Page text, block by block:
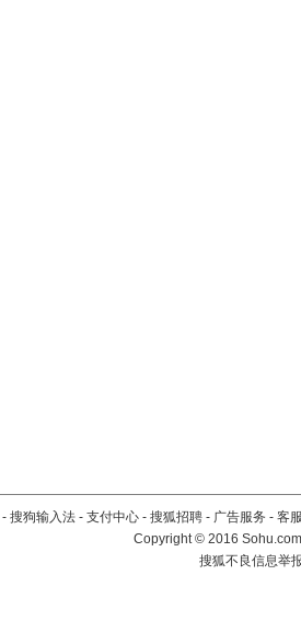
- 搜狗输入法 - 支付中心 - 搜狐招聘 - 广告服务 - 客
Copyright©2016
搜狐不良信息举